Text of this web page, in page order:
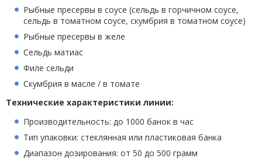
Рыбные пресервы в соусе (сельдь в горчичном соусе,
сельдь в томатном соусе, скумбрия в томатном соусе)
Рыбные пресервы в желе
Сельдь матиас
Филе сельди
Скумбрия в масле / в томате
Технические характеристики линии:
Производительность: до 1000 банок в час
Тип упаковки: стеклянная или пластиковая банка
Диапазон дозирования: от 50 до 500 грамм